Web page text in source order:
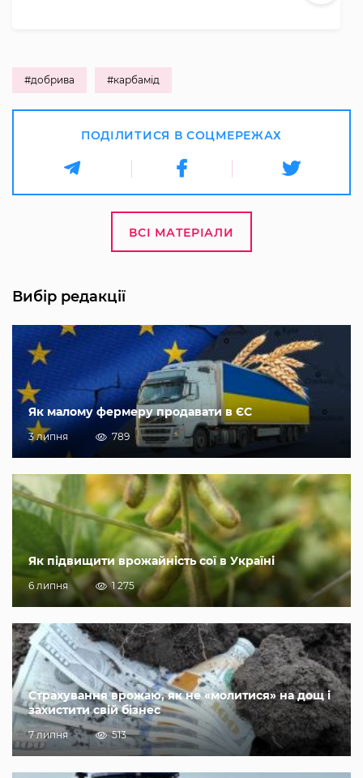
#добрива #карбамід
ПОДІЛИТИСЯ В СОЦМЕРЕЖАХ
ВСІ МАТЕРІАЛИ
Вибір редакції
Як малому фермеру продавати в ЄС
3 липня 789
Як підвищити врожайність сої в Україні
6 липня 1 275
Страхування врожаю, як не «молитися» на дощ і
захистити свій бізнес
7 липня 513